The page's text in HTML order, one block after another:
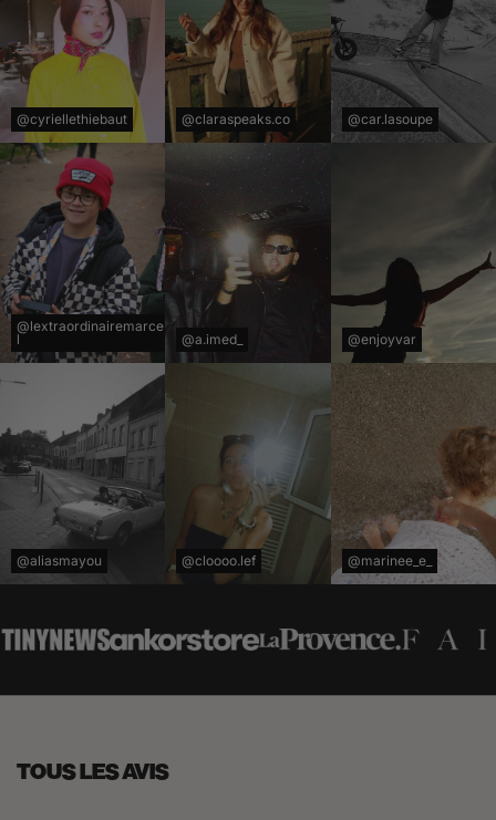
@cyriellethiebaut @claraspeaks.co @car.lasoupe
@lextraordinairemarce
l
@a.imed_ @enjoyvar
@aliasmayou @cloooo.lef @marinee_e_
TOUS LES AVIS